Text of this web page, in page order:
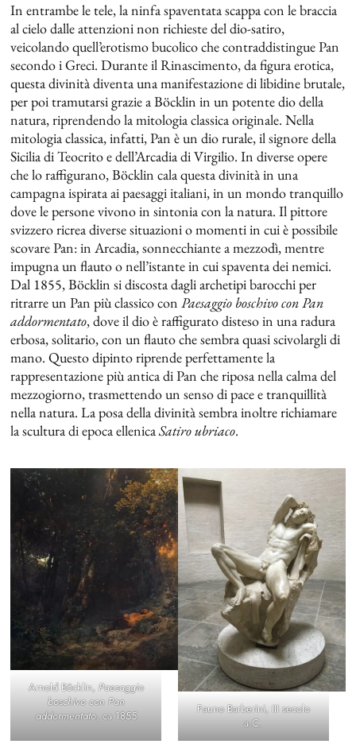
In entrambe le tele, la ninfa spaventata scappa con le braccia
al cielo dalle attenzioni non richieste del dio-satiro,
veicolando quell’erotismo bucolico che contraddistingue Pan
secondo i Greci. Durante il Rinascimento, da figura erotica,
questa divinità diventa una manifestazione di libidine brutale,
per poi tramutarsi grazie a Böcklin in un potente dio della
natura, riprendendo la mitologia classica originale. Nella
mitologia classica, infatti, Pan è un dio rurale, il signore della
Sicilia di Teocrito e dell’Arcadia di Virgilio. In diverse opere
che lo raffigurano, Böcklin cala questa divinità in una
campagna ispirata ai paesaggi italiani, in un mondo tranquillo
dove le persone vivono in sintonia con la natura. Il pittore
svizzero ricrea diverse situazioni o momenti in cui è possibile
scovare Pan: in Arcadia, sonnecchiante a mezzodì, mentre
impugna un flauto o nell’istante in cui spaventa dei nemici.
Dal 1855, Böcklin si discosta dagli archetipi barocchi per
ritrarre un Pan più classico conPaesaggio boschivo con Pan
addormentato, dove il dio è raffigurato disteso in una radura
erbosa, solitario, con un flauto che sembra quasi scivolargli di
mano. Questo dipinto riprende perfettamente la
rappresentazione più antica di Pan che riposa nella calma del
mezzogiorno, trasmettendo un senso di pace e tranquillità
nella natura. La posa della divinità sembra inoltre richiamare
la scultura di epoca ellenicaSatiro ubriaco.
Arnold Böcklin, Paesaggio
boschivo con Pan
addormentato, ca 1855
Fauno Barberini, III secolo
a.C.